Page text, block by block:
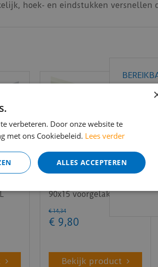
hoek- en eindstukken versnellen
90x15 voorgelakt
€ 14,34
€ 9,80
Bekijk product
In
t/m 14
echter
gewend
Voor
verbeteren. Door onze website te
met ons Cookiebeleid. Lees verder
ALLES ACCEPTEREN